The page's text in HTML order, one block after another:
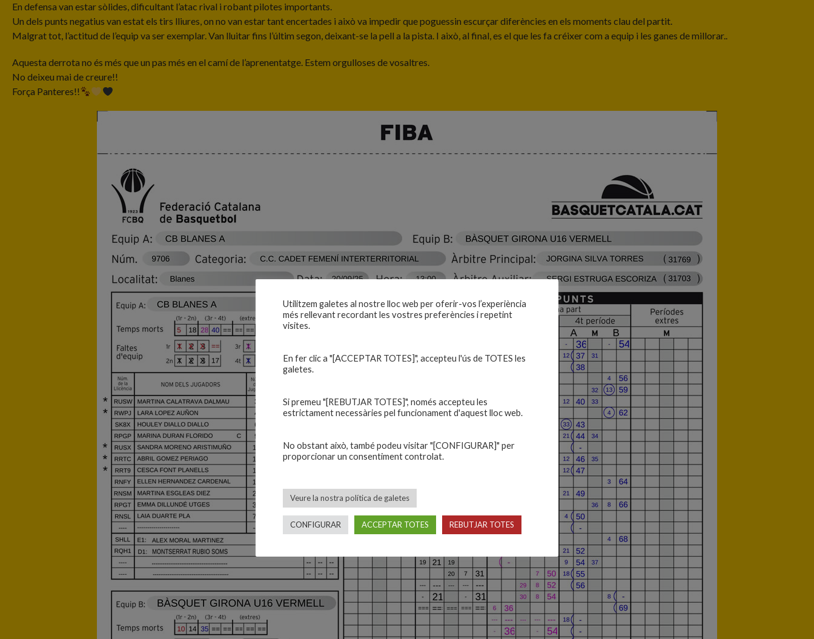
En defensa van estar sòlides, dificultant l’atac rival i robant pilotes importants.
Un dels punts negatius van estat els tirs lliures, on no van estar tant encertades i això va impedir que poguessin escurçar diferències en els moments clau del partit.
Malgrat tot, l’actitud de l’equip va ser exemplar. Van lluitar fins l’últim segon, deixant-se la pell a la pista. I això, al final, es el que les fa créixer com a equip i les ganes de millorar..
Aquesta derrota no és més que un pas més en el camí de l’aprenentatge. Estem orgulloses de vosaltres.
No deixeu mai de creure!!
Força Panteres!!
Utilitzem galetes al nostre lloc web per oferir-vos l’experiència
més rellevant recordant les vostres preferències i repetint
visites.
En fer clic a "[ACCEPTAR TOTES]", accepteu l'ús de TOTES les
galetes.
Si premeu "[REBUTJAR TOTES]", només accepteu les
estrictament necessàries pel funcionament d'aquest lloc web.
No obstant això, també podeu visitar "[CONFIGURAR]" per
proporcionar un consentiment controlat.
Veure la nostra política de galetes
CONFIGURAR ACCEPTAR TOTES REBUTJAR TOTES